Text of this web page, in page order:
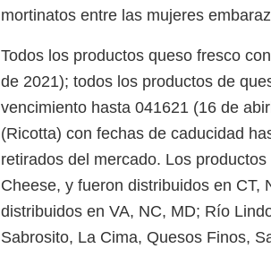
mortinatos entre las mujeres
Todos los productos queso fresco
de 2021); todos los productos de
vencimiento hasta 041621 (16 de
(Ricotta) con fechas de caducidad
retirados del mercado. Los
Cheese, y fueron distribuidos en CT,
distribuidos en VA, NC, MD; Río
Sabrosito, La Cima, Quesos Finos,